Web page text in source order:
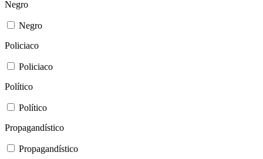
Negro
Negro
Policiaco
Policiaco
Político
Político
Propagandístico
Propagandístico